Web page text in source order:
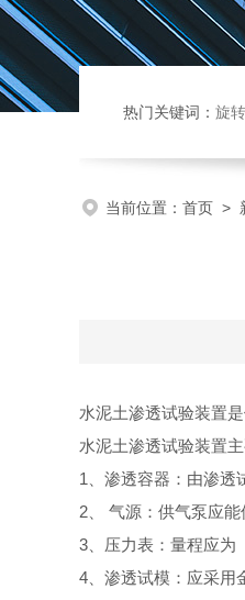
热门关键词： 旋
当前位置： 首页 >
水泥土渗透试验装置
水泥土渗透试验装置
1、渗透容器：由渗透
2、 气源：供气泵应能
3、压力表：量程应为
4、渗透试模：应采用